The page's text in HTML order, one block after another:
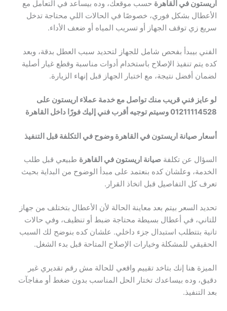
اريستون في القاهرة حسب موقعك، وده بيساعد في التعامل مع
الأعطال بشكل فوري، خصوصًا في الحالات اللي محتاجة تدخل
سريع زي توقف الجهاز أو تسريب المياه أو ضعف الأداء.
الفني بيبدأ بفحص شامل للجهاز لتحديد سبب العطل بدقة، وبعد
كده يتم تنفيذ الإصلاح باستخدام أدوات مناسبة وقطع غيار أصلية
لضمان أفضل نتيجة، مع اختبار الجهاز قبل إنهاء الزيارة.
لو عايز فني قريب منك تواصل مع خدمة عملاء اريستون على
01211114528 وسيتم توجيه أقرب فني إليك فورًا داخل القاهرة
أسعار صيانة اريستون في القاهرة وضوح في التكلفة قبل التنفيذ
السؤال عن تكلفة صيانة اريستون في القاهرة طبيعي قبل طلب
الخدمة، وعلشان كده بنعتمد على مبدأ الوضوح من البداية بحيث
تعرف كل التفاصيل قبل اتخاذ القرار.
تحديد السعر بيتم بعد معاينة الحالة لأن الأعطال بتختلف من جهاز
للتاني، في أعطال بسيطة محتاجة ضبط أو تنظيف، وفي حالات
تانية بتتطلب استبدال جزء داخلي. علشان كده بنوضح لك السبب
الحقيقي للمشكلة وخيارات الإصلاح المتاحة قبل بدء الشغل.
الميزة هنا إنك بتاخد تقييم واقعي للحالة مش رقم تقديري غير
دقيق، وده بيساعدك تختار الحل المناسب بدون ضغط أو مفاجآت
بعد التنفيذ.